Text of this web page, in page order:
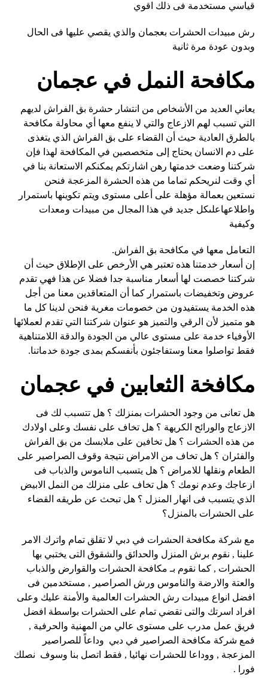
قياسي مستخدمة فى ذلك اقوي
رش مبيدات الحشرات بعجمان والذي يقصي عليها فى الحال
وبدون عودة مرة ثانية
مكافحة النمل في عجمان
يعاني العديد من الأشخاص من انتشار حشرة بق الفراش لديهم
التي تسبب لهم الازعاج والتي لا ينفع معها أي محاولة مكافحة
بالطرق العادية حيث أن القضاء على بق الفراش الذي يتغذى
على دم الانسان يحتاج إلى متخصصين في المكافحة لهذا فإن
شركتنا وضعت خدمتها رهن اشارتكم يمكنكم الاستعانة بنا في
أي وقت لنريحكم تماما من هذه الحشرة المزعجة فنحن
نستعين بعمالة مؤهلة على أعلى مستوى ويتم تكوينها باستمرار
واطلاعهاعلىكل جديد في هذا المجال من مبيدات ومعدات
وكيفية
التعامل معها في مكافحة بق الفراش.
إن أسعار خدمتنا هذه تعتبر هي الأرخص على الإطلاق حيث أن
شركتنا خصصت لها أسعار مناسبة جدا فضلا عن هذا فهي تقدم
عروض وتخفيضات باستمرار كما أن المتعاقدين معنا من أجل
هذه الخدمة يستفيدون من خصومات مغرية فنحن لدينا كل ما
هو متميز لأن الرقي والتميز هو عنوان شركتنا التي تقدم لعملائها
الأوفياء خدمة على مستوى عالي من الجودة والدقة اللامتناهية
فقط تواصلوا معنا وستفاجئون بأنفسكم بمدى جودة خدماتنا.
مكافخة الثعابين في عجمان
هل تعانى من وجود الحشرات بمنزلك ؟ هل تتسبب لك فى
الازعاج والورائح الكريهة ؟ هل تخاف على نفسك وعلى اولادك
من هذه الحشرات ؟ هل تخافين على ملابسك من بق الفراش
والفئران ؟ هل تخاف من الامراض نتيجة وقوف الصراصير على
الطعام ونقلها للامراض ؟ هل يتسبب الناموس والذباب فى
ازعاجك وعدم نومك ؟ هل تخاف على منزلك من النمل الابيض
الذي يتسبب فى انهار المنزل ؟ هل تبحث عن طريقه القضاء
على الحشرات بالمنزل؟
مع شركة مكافحة الحشرات في دبي لا تقلق تمام واترك الامر
علينا , نقوم برش المنزل والحدائق والشقوق التى يختبي بها
الحشرات , كما نقوم بـ مكافحة الحشرات والقوارض والذباب
والعتة والارضة والناموس ورش الصراصير , مستخدمين فى
افضل انواع مبيدات رش الحشرات العالمية والأمنة عليك وعلى
افراد اسرتك والتى تقضي تمام على الحشرات بواسطة افضل
فريق عمل مدرب على مستوى عالي من المهنية والحرفية ,
فمع شركة مكافحة الصراصير في دبي وداعاً للصراصير
المزعجة , ووداعا للحشرات نهائيا , فقط اتصل بنا وسوف نصلك
فورا .